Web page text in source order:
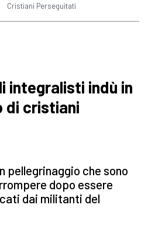
Cristiani Perseguitati
integralisti indù in
di cristiani
pellegrinaggio che sono
dopo essere
dai militanti del